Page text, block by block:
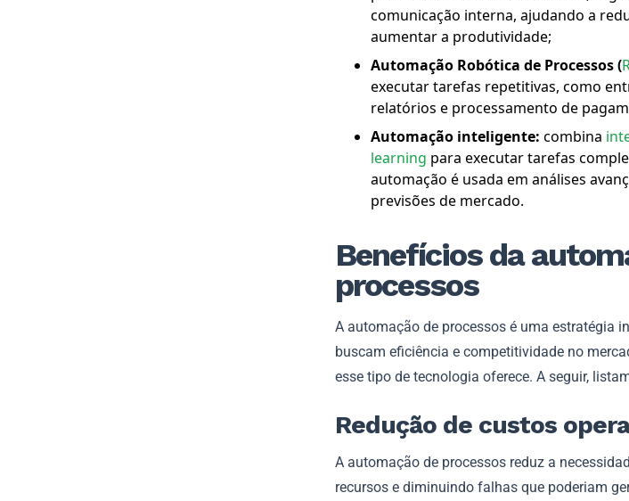
comunicação interna, ajudando a
aumentar a produtividade;
Automação Robótica de Processos (
executar tarefas repetitivas, como
relatórios e processamento de
Automação inteligente: combina
learning para executar tarefas
automação é usada em análises
previsões de mercado.
Benefícios da
processos
A automação de processos é uma estratégia
buscam eficiência e competitividade no
esse tipo de tecnologia oferece. A seguir,
Redução de custos
A automação de processos reduz a
recursos e diminuindo falhas que poderiam